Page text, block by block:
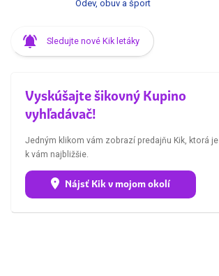
Odev, obuv a šport
Sledujte nové Kik letáky
Vyskúšajte šikovný Kupino
vyhľadávač!
Jedným klikom vám zobrazí predajňu Kik, ktorá je
k vám najbližšie.
Nájsť Kik v mojom okolí